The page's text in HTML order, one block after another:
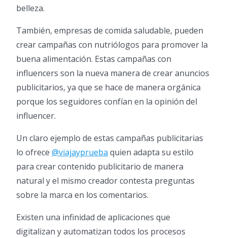
belleza.
También, empresas de comida saludable, pueden
crear campañas con nutriólogos para promover la
buena alimentación. Estas campañas con
influencers son la nueva manera de crear anuncios
publicitarios, ya que se hace de manera orgánica
porque los seguidores confían en la opinión del
influencer.
Un claro ejemplo de estas campañas publicitarias
lo ofrece @viajayprueba quien adapta su estilo
para crear contenido publicitario de manera
natural y el mismo creador contesta preguntas
sobre la marca en los comentarios.
Existen una infinidad de aplicaciones que
digitalizan y automatizan todos los procesos